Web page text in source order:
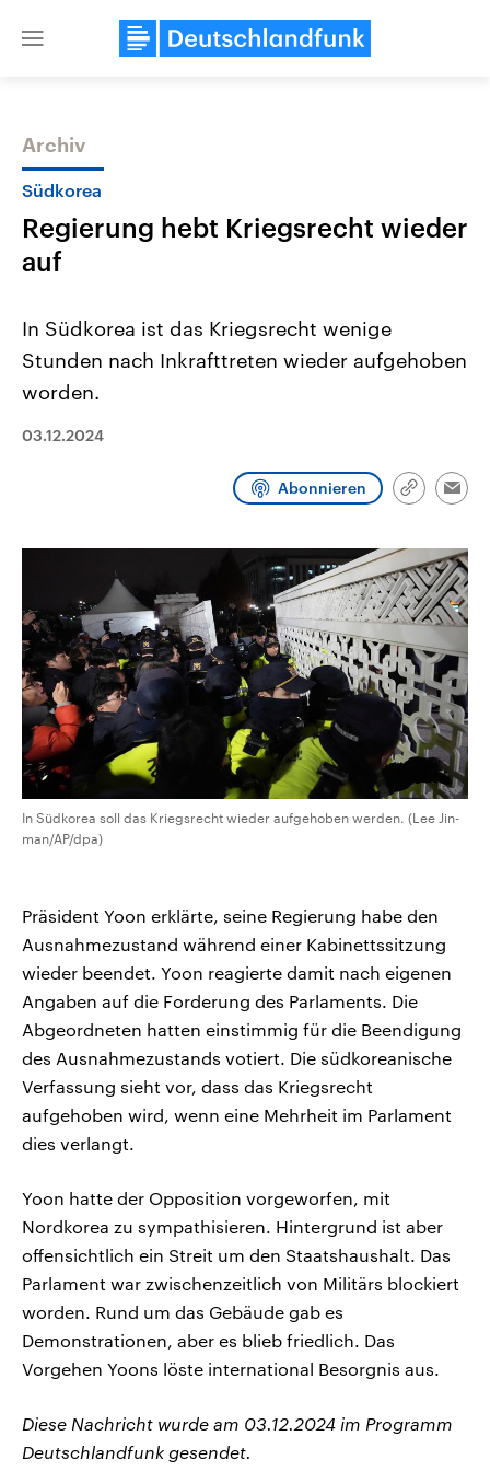
Close
Themen
Landtagswahl Sachsen-Anhalt
2026
Sachsen-Anhalt wählt am 6.
Bundesland von einer Koalition aus
und Hintergründe zu den Parteien
und Kandidaten der anstehenden
den mächtigsten Ländern
mit großem Einfluss auf
aktuelle Weltgeschehen.
Sendungen Programm Podcasts
Audio-Archiv
Archiv
Südkorea
Regierung hebt Kriegsrecht wieder
auf
In Südkorea ist das Kriegsrecht wenige
Stunden nach Inkrafttreten wieder aufgehoben
worden.
03.12.2024
Abonnieren
Link
In Südkorea soll das Kriegsrecht wieder aufgehoben werden. (Lee Jin-
man/AP/dpa)
Präsident Yoon erklärte, seine Regierung habe den
Ausnahmezustand während einer Kabinettssitzung
wieder beendet. Yoon reagierte damit nach eigenen
Angaben auf die Forderung des Parlaments. Die
Abgeordneten hatten einstimmig für die Beendigung
des Ausnahmezustands votiert. Die südkoreanische
Verfassung sieht vor, dass das Kriegsrecht
aufgehoben wird, wenn eine Mehrheit im Parlament
dies verlangt.
Yoon hatte der Opposition vorgeworfen, mit
Nordkorea zu sympathisieren. Hintergrund ist aber
offensichtlich ein Streit um den Staatshaushalt. Das
Parlament war zwischenzeitlich von Militärs blockiert
worden. Rund um das Gebäude gab es
Demonstrationen, aber es blieb friedlich. Das
Vorgehen Yoons löste international Besorgnis aus.
Diese Nachricht wurde am 03.12.2024 im Programm
Deutschlandfunk gesendet.